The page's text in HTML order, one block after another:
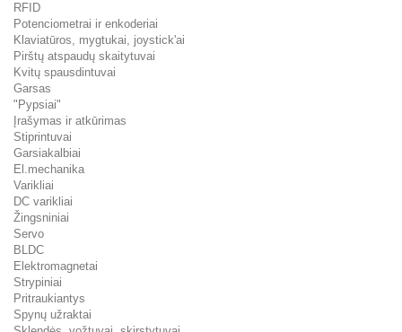
RFID
Potenciometrai ir enkoderiai
Klaviatūros, mygtukai, joystick'ai
Pirštų atspaudų skaitytuvai
Kvitų spausdintuvai
Garsas
"Pypsiai"
Įrašymas ir atkūrimas
Stiprintuvai
Garsiakalbiai
El.mechanika
Varikliai
DC varikliai
Žingsniniai
Servo
BLDC
Elektromagnetai
Strypiniai
Pritraukiantys
Spynų užraktai